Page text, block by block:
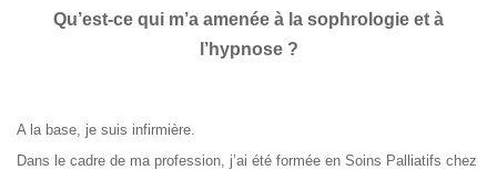
Qu’est-ce qui m’a amenée à la sophrologie et à
l’hypnose ?
A la base, je suis infirmière.
Dans le cadre de ma profession, j’ai été formée en Soins Palliatifs chez